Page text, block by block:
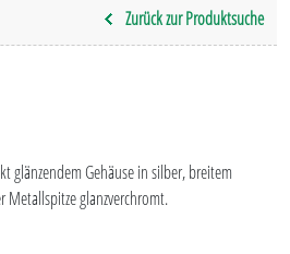
Zurück zur Produktsuche
glänzendem Gehäuse in silber, breitem
Metallspitze glanzverchromt.